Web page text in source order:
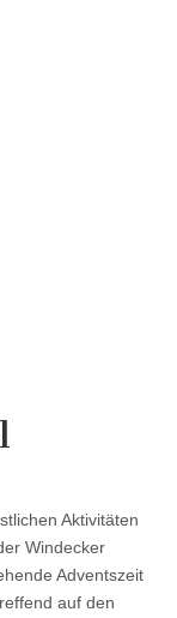
Aktivitäten
Windecker
Adventszeit
auf den